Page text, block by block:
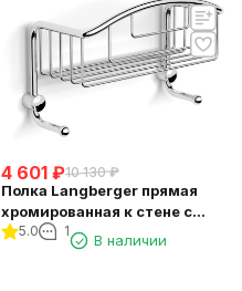
4 601 ₽10 130 ₽
Полка Langberger прямая
хромированная к стене с
двумя крючками
одноэтажная 10860M
5.0 1
В наличии